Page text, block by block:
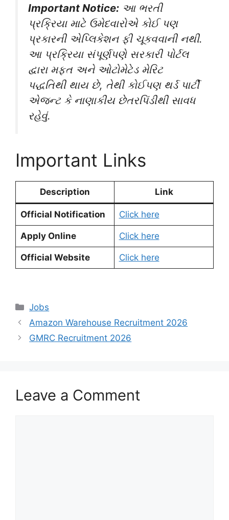
Important Notice: આ ભરતી
પ્રક્રિયા માટે ઉમેદવારોએ કોઈ પણ
પ્રકારની એપ્લિકેશન ફી ચૂકવવાની નથી.
આ પ્રક્રિયા સંપૂર્ણપણે સરકારી પોર્ટલ
દ્વારા મફત અને ઓટોમેટેડ મેરિટ
પદ્ધતિથી થાય છે, તેથી કોઈપણ થર્ડ પાર્ટી
એજન્ટ કે નાણાકીય છેતરપિંડીથી સાવધ
રહેવું.
Important Links
Description Link
Official Notification Click here
Apply Online Click here
Official Website Click here
Categories
Jobs
Amazon Warehouse Recruitment 2026
GMRC Recruitment 2026
Leave a Comment